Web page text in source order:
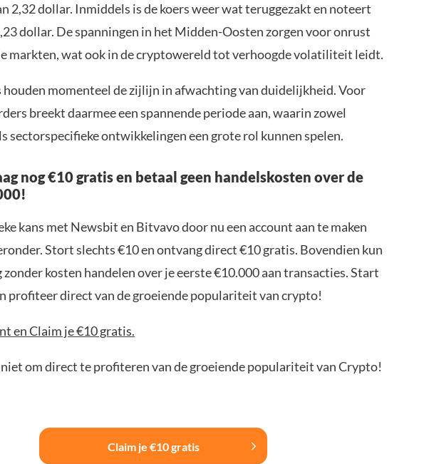
2,32 dollar. Inmiddels is de koers weer wat teruggezakt en noteert
dollar. De spanningen in het Midden-Oosten zorgen voor onrust
markten, wat ook in de cryptowereld tot verhoogde volatiliteit leidt.
houden momenteel de zijlijn in afwachting van duidelijkheid. Voor
breekt daarmee een spannende periode aan, waarin zowel
sectorspecifieke ontwikkelingen een grote rol kunnen spelen.
nog €10 gratis en betaal geen handelskosten over de
kans met Newsbit en Bitvavo door nu een account aan te maken
Stort slechts €10 en ontvang direct €10 gratis. Bovendien kun
zonder kosten handelen over je eerste €10.000 aan transacties. Start
profiteer direct van de groeiende populariteit van crypto!
en Claim je €10 gratis.
niet om direct te profiteren van de groeiende populariteit van Crypto!
Claim je €10 gratis